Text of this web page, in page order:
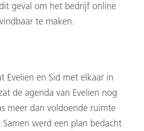
geval om het bedrijf online
te maken.
Evelien en Sid met elkaar in
de agenda van Evelien nog
meer dan voldoende ruimte
werd een plan bedacht